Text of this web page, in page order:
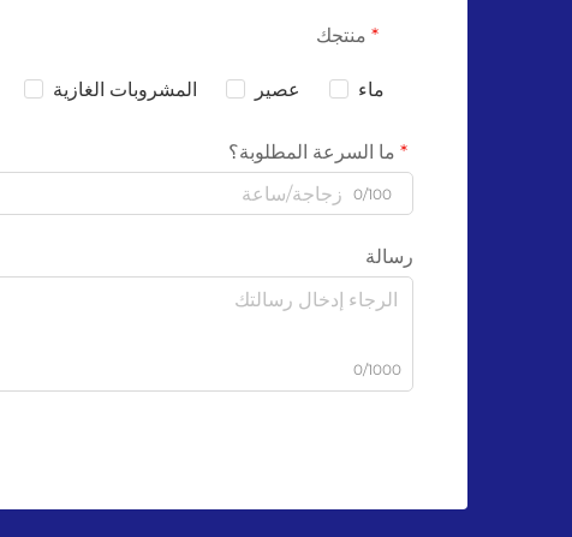
منتجك
ماء عصير المشروبات الغازية
ما السرعة المطلوبة؟
0/100
رسالة
0/1000